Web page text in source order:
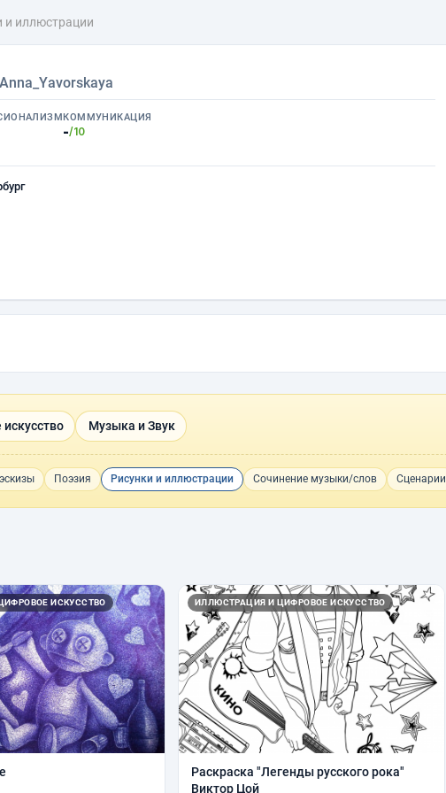
и иллюстрации
Anna_Yavorskaya
КОММУНИКАЦИЯ
-/10
Музыка и Звук
Поэзия Рисунки и иллюстрации Сочинение музыки/слов Сценарии
ИСКУССТВО ИЛЛЮСТРАЦИЯ И ЦИФРОВОЕ ИСКУССТВО
Раскраска "Легенды русского рока"
Виктор Цой